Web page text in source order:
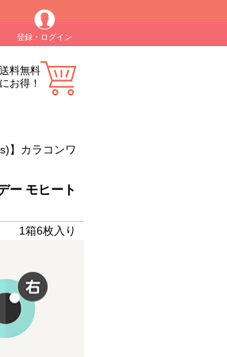
登録・ログイン
料無料
お得！
】カラコンワ
ー モヒート
1箱6枚入り